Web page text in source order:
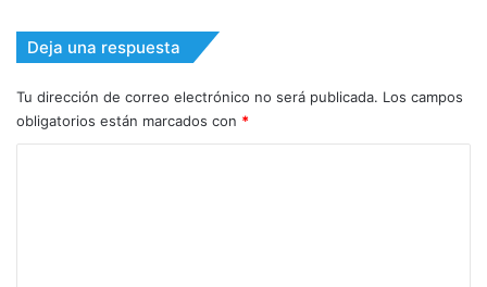
Deja una respuesta
Tu dirección de correo electrónico no será publicada. Los campos
obligatorios están marcados con *